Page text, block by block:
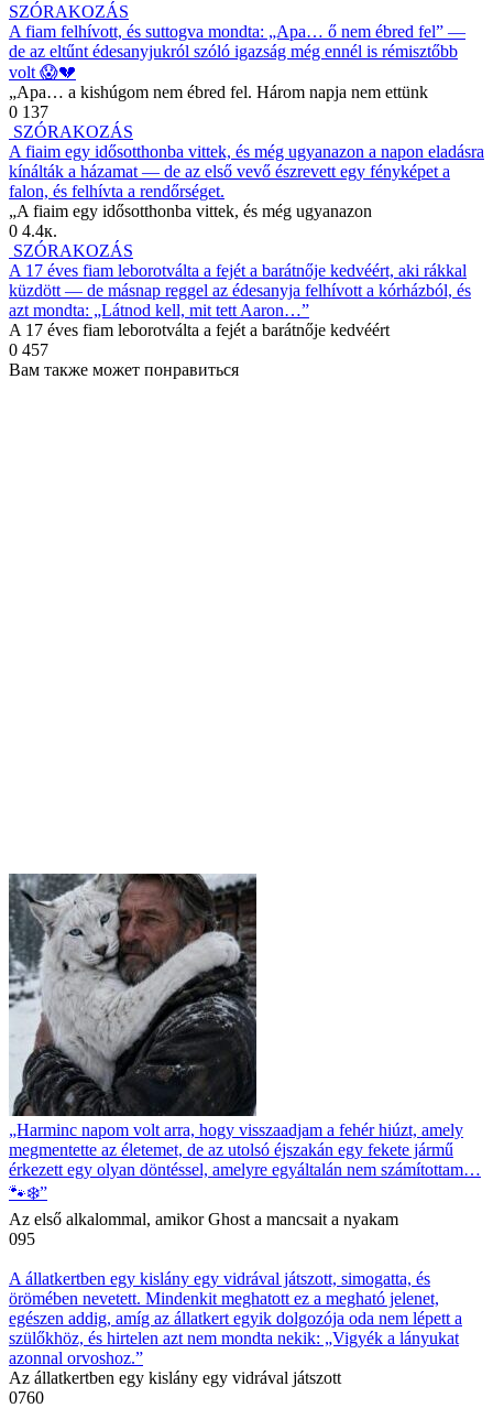
SZÓRAKOZÁS
A fiam felhívott, és suttogva mondta: „Apa… ő nem ébred fel” —
de az eltűnt édesanyjukról szóló igazság még ennél is rémisztőbb
volt 😱💔
„Apa… a kishúgom nem ébred fel. Három napja nem ettünk
0 137
SZÓRAKOZÁS
A fiaim egy idősotthonba vittek, és még ugyanazon a napon eladásra
kínálták a házamat — de az első vevő észrevett egy fényképet a
falon, és felhívta a rendőrséget.
„A fiaim egy idősotthonba vittek, és még ugyanazon
0 4.4к.
SZÓRAKOZÁS
A 17 éves fiam leborotválta a fejét a barátnője kedvéért, aki rákkal
küzdött — de másnap reggel az édesanyja felhívott a kórházból, és
azt mondta: „Látnod kell, mit tett Aaron…”
A 17 éves fiam leborotválta a fejét a barátnője kedvéért
0 457
Вам также может понравиться
„Harminc napom volt arra, hogy visszaadjam a fehér hiúzt, amely
megmentette az életemet, de az utolsó éjszakán egy fekete jármű
érkezett egy olyan döntéssel, amelyre egyáltalán nem számítottam…
🐾❄️”
Az első alkalommal, amikor Ghost a mancsait a nyakam
095
A állatkertben egy kislány egy vidrával játszott, simogatta, és
örömében nevetett. Mindenkit meghatott ez a megható jelenet,
egészen addig, amíg az állatkert egyik dolgozója oda nem lépett a
szülőkhöz, és hirtelen azt nem mondta nekik: „Vigyék a lányukat
azonnal orvoshoz.”
Az állatkertben egy kislány egy vidrával játszott
0760